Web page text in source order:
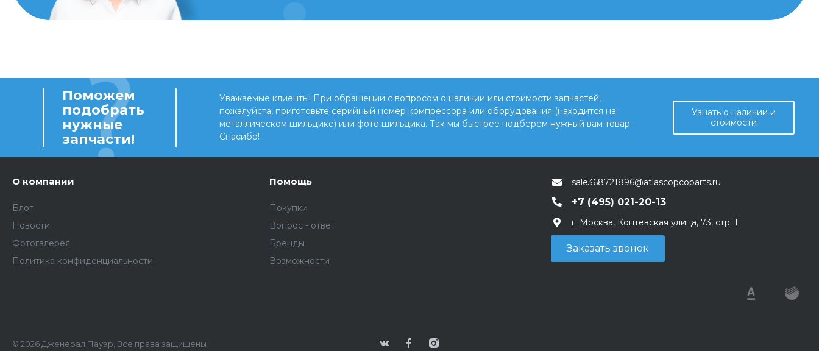
Поможем
подобрать
нужные
запчасти!
Уважаемые клиенты! При обращении с вопросом о наличии или стоимости запчастей,
пожалуйста, приготовьте серийный номер компрессора или оборудования (находится на
металлическом шильдике) или фото шильдика. Так мы быстрее подберем нужный вам товар.
Спасибо!
Узнать о наличии и
стоимости
О компании
Блог
Новости
Фотогалерея
Политика конфиденциальности
Помощь
Покупки
Вопрос - ответ
Бренды
Возможности
sale368721896@atlascopcoparts.ru
+7 (495) 021-20-13
г. Москва, Коптевская улица, 73, стр. 1
Заказать звонок
© 2026 Дженерал Пауэр, Все права защищены